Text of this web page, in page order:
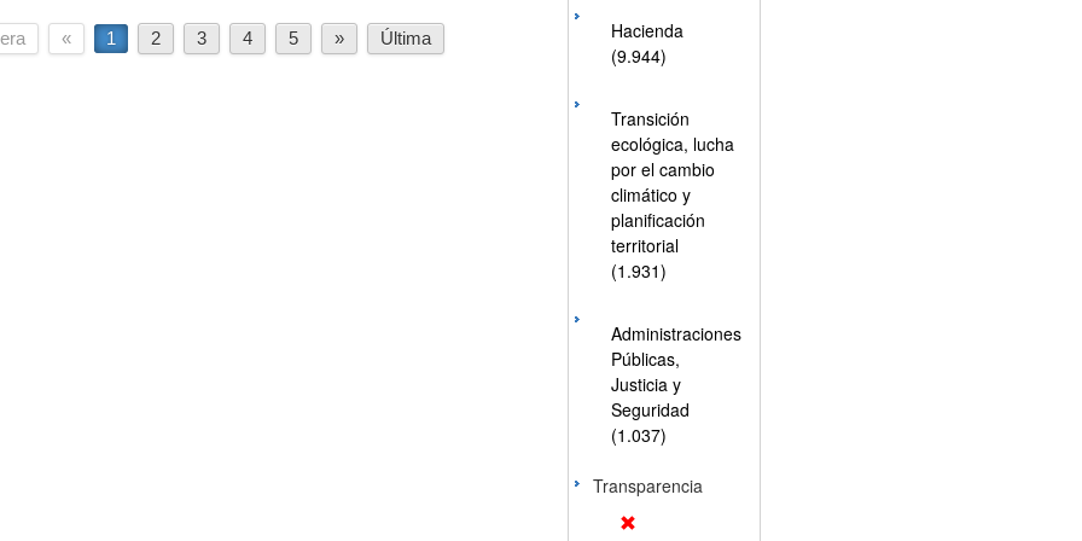
« 1 2 3 4 5 » Última
Hacienda
(9.944)
Transición
ecológica, lucha
por el cambio
climático y
planificación
territorial
(1.931)
Administraciones
Públicas,
Justicia y
Seguridad
(1.037)
Transparencia